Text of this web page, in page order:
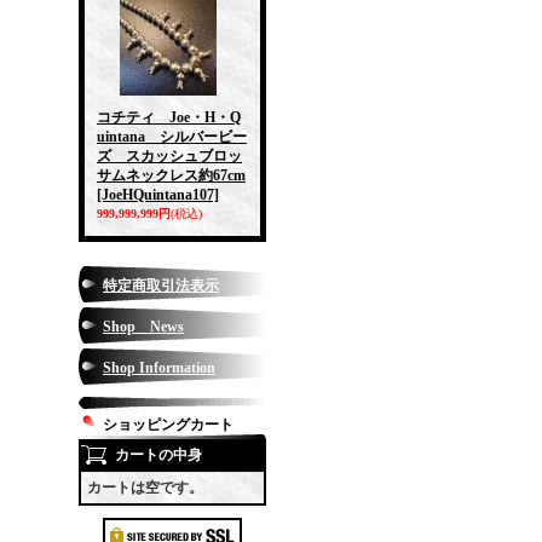
コチティ Joe・H・Q
uintana シルバービー
ズ スカッシュブロッ
サムネックレス約67cm
[JoeHQuintana107]
999,999,999円(税込)
特定商取引法表示
Shop News
Shop Information
ショッピングカート
カートの中身
カートは空です。